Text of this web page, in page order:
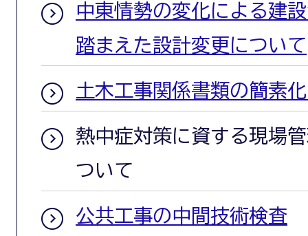
中東情勢の変化による建
踏まえた設計変更について
土木工事関係書類の簡素
熱中症対策に資する現場
ついて
公共工事の中間技術検査